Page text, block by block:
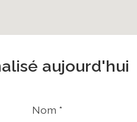
aujourd'hui
Nom *